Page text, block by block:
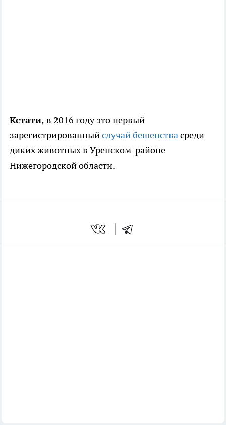
Кстати, в 2016 году это первый
зарегистрированныйслучай бешенствасреди
диких животных в Уренском районе
Нижегородской области.